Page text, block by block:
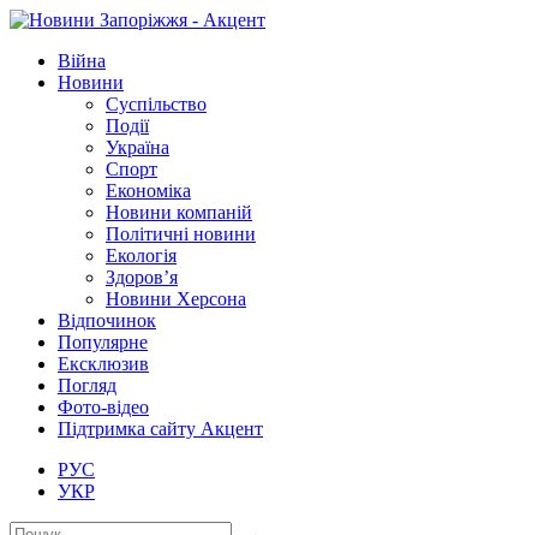
Війна
Новини
Суспільство
Події
Україна
Спорт
Економіка
Новини компаній
Політичні новини
Екологія
Здоров’я
Новини Херсона
Відпочинок
Популярне
Ексклюзив
Погляд
Фото-відео
Підтримка сайту Акцент
РУС
УКР